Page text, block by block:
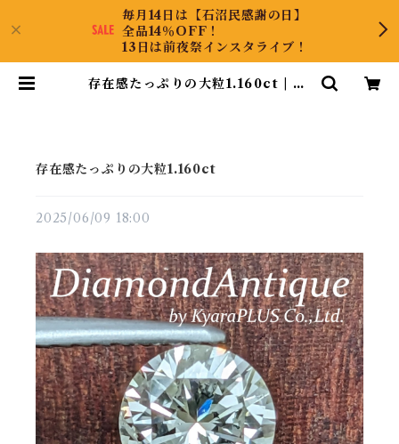
毎月14日は【石沼民感謝の日】
全品14％OFF！
13日は前夜祭インスタライブ！
存在感たっぷりの大粒1.160ct | Di
存在感たっぷりの大粒1.160ct
2025/06/09 18:00